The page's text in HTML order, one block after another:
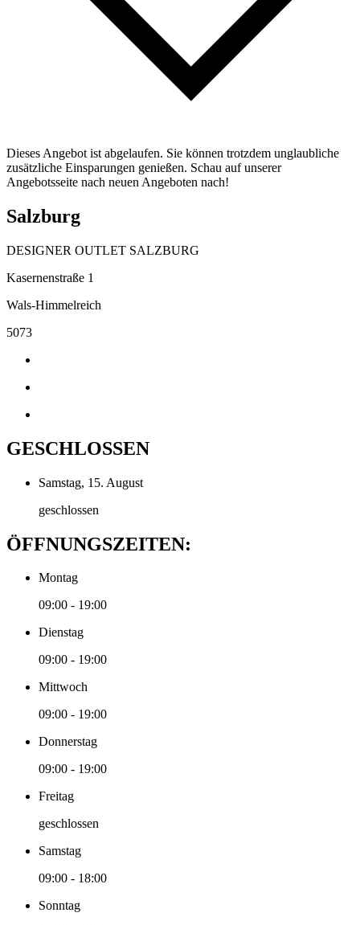
Dieses Angebot ist abgelaufen. Sie können trotzdem unglaubliche
zusätzliche Einsparungen genießen. Schau auf unserer
Angebotsseite nach neuen Angeboten nach!
Salzburg
DESIGNER OUTLET SALZBURG
Kasernenstraße 1
Wals-Himmelreich
5073
GESCHLOSSEN
Samstag, 15. August
geschlossen
ÖFFNUNGSZEITEN:
Montag
09:00 - 19:00
Dienstag
09:00 - 19:00
Mittwoch
09:00 - 19:00
Donnerstag
09:00 - 19:00
Freitag
geschlossen
Samstag
09:00 - 18:00
Sonntag